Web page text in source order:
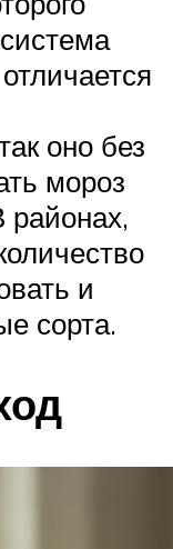
оно без
мороз
районах,
и
сорта.